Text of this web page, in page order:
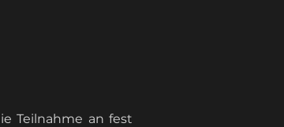
Teilnahme an fest